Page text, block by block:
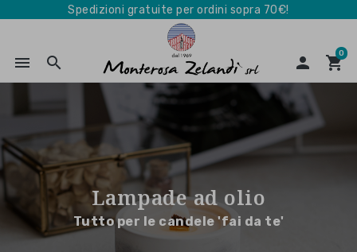
Spedizioni gratuite per ordini sopra 70€!
search
menu  shopping_cart
0
Lampade ad olio
Tutto per le candele 'fai da te'